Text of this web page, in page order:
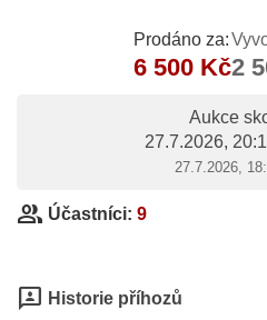
Prodáno za:
6 500 Kč2
Aukce
27.7.2026,
27.7.2026,
group Účastníci: 9
3p Historie příhozů